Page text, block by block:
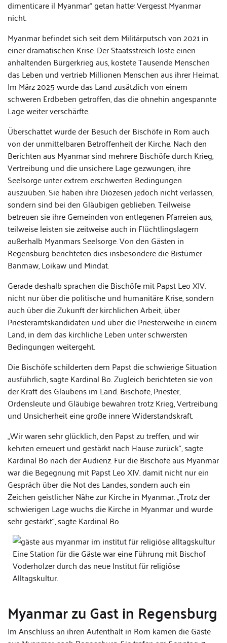
dimenticare il Myanmar“ getan hatte: Vergesst Myanmar
nicht.
Myanmar befindet sich seit dem Militärputsch von 2021 in
einer dramatischen Krise. Der Staatsstreich löste einen
anhaltenden Bürgerkrieg aus, kostete Tausende Menschen
das Leben und vertrieb Millionen Menschen aus ihrer Heimat.
Im März 2025 wurde das Land zusätzlich von einem
schweren Erdbeben getroffen, das die ohnehin angespannte
Lage weiter verschärfte.
Überschattet wurde der Besuch der Bischöfe in Rom auch
von der unmittelbaren Betroffenheit der Kirche. Nach den
Berichten aus Myanmar sind mehrere Bischöfe durch Krieg,
Vertreibung und die unsichere Lage gezwungen, ihre
Seelsorge unter extrem erschwerten Bedingungen
auszuüben. Sie haben ihre Diözesen jedoch nicht verlassen,
sondern sind bei den Gläubigen geblieben. Teilweise
betreuen sie ihre Gemeinden von entlegenen Pfarreien aus,
teilweise leisten sie zeitweise auch in Flüchtlingslagern
außerhalb Myanmars Seelsorge. Von den Gästen in
Regensburg berichteten dies insbesondere die Bistümer
Banmaw, Loikaw und Mindat.
Gerade deshalb sprachen die Bischöfe mit Papst Leo XIV.
nicht nur über die politische und humanitäre Krise, sondern
auch über die Zukunft der kirchlichen Arbeit, über
Priesteramtskandidaten und über die Priesterweihe in einem
Land, in dem das kirchliche Leben unter schwersten
Bedingungen weitergeht.
Die Bischöfe schilderten dem Papst die schwierige Situation
ausführlich, sagte Kardinal Bo. Zugleich berichteten sie von
der Kraft des Glaubens im Land. Bischöfe, Priester,
Ordensleute und Gläubige bewahren trotz Krieg, Vertreibung
und Unsicherheit eine große innere Widerstandskraft.
„Wir waren sehr glücklich, den Papst zu treffen, und wir
kehrten erneuert und gestärkt nach Hause zurück“, sagte
Kardinal Bo nach der Audienz. Für die Bischöfe aus Myanmar
war die Begegnung mit Papst Leo XIV. damit nicht nur ein
Gespräch über die Not des Landes, sondern auch ein
Zeichen geistlicher Nähe zur Kirche in Myanmar. „Trotz der
schwierigen Lage wuchs die Kirche in Myanmar und wurde
sehr gestärkt“, sagte Kardinal Bo.
Eine Station für die Gäste war eine Führung mit Bischof
Voderholzer durch das neue Institut für religiöse
Alltagskultur.
Myanmar zu Gast in Regensburg
Im Anschluss an ihren Aufenthalt in Rom kamen die Gäste